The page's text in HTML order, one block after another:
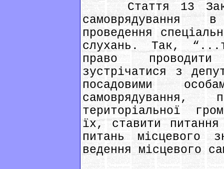
Стаття 13
самоврядування
проведення
слухань. Так,
право
зустрічатися з
посадовими
територіальної
їх, ставити
питань місцевого
ведення місцевого